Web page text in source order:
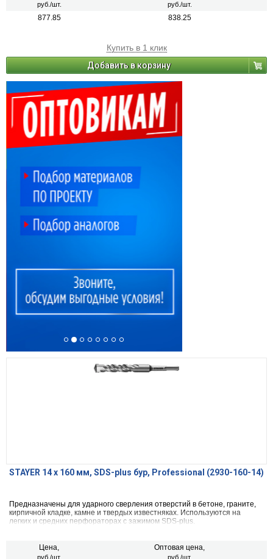
руб./шт. руб./шт.
877.85 838.25
Купить в 1 клик
Добавить в корзину
STAYER 14 x 160 мм, SDS-plus бур, Professional (2930-160-14)
Предназначены для ударного сверления отверстий в бетоне, граните,
кирпичной кладке, камне и твердых известняках. Используются на
легких и средних перфораторах с зажимом SDS-plus.
Цена,
руб./шт.
Оптовая цена,
руб./шт.